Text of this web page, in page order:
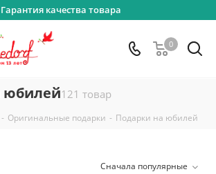
Гарантия качества товара
0
юбилей121 товар
- Оригинальные подарки - Подарки на юбилей
Сначала популярные